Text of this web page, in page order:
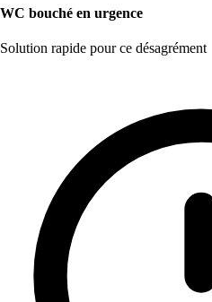
WC bouché en urgence
Solution rapide pour ce désagrément